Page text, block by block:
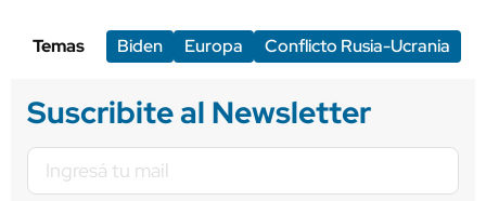
Temas Biden Europa Conflicto Rusia-Ucrania
Suscribite al Newsletter